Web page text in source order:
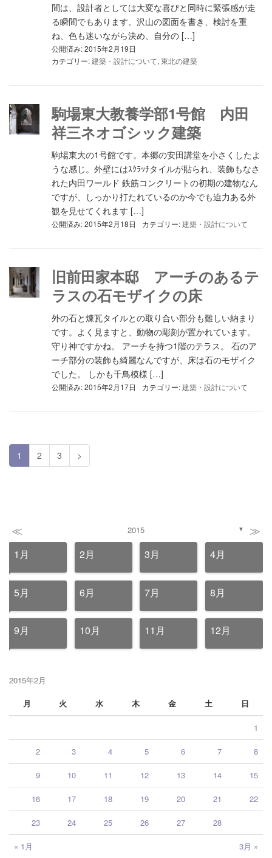
間は、設計者としては大変な喜びと同時に緊張感が走
る瞬間でもあります。沢山の図面を書き、検討を重
ね、色も迷いながら決め、自分の […]
公開済み: 2015年2月19日
カテゴリー:建築・設計について, 東北の建築
駒場東大教養学部1号館 内田
祥三ネオゴシック建築
駒場東大の1号館です。本郷の安田講堂を小さくしたよ
うな感じ。外壁にはｽｸﾗｯﾁタイルが貼られ、装飾もなさ
れた内田ワールド 鉄筋コンクリートの初期の建物なん
ですが、しっかり打たれているのか今でも迫力ある外
観を見せてくれます […]
公開済み: 2015年2月18日 カテゴリー:建築・設計について
旧前田家本邸 アーチのあるテ
ラスの石モザイクの床
外の石と煉瓦タイルとの取り合い部分も難しい納まり
です。よく見ますと、動物の彫刻が置かれています。
守り神ですかね。 アーチを持つ1階のテラス。 石のア
ーチ部分の装飾も綺麗なんですが、床は石のモザイク
でした。 しかも千鳥模様 […]
公開済み: 2015年2月17日 カテゴリー:建築・設計について
1 2 3 >
≪ 2015 ▼ ≫
1月 2月 3月 4月
5月 6月 7月 8月
9月 10月 11月 12月
2015年2月
月
火 水 木 金 土 日
« 1月 3月 »
1
2 3 4 5 6 7 8
9 10 11 12 13 14 15
16 17 18 19 20 21 22
23 24 25 26 27 28